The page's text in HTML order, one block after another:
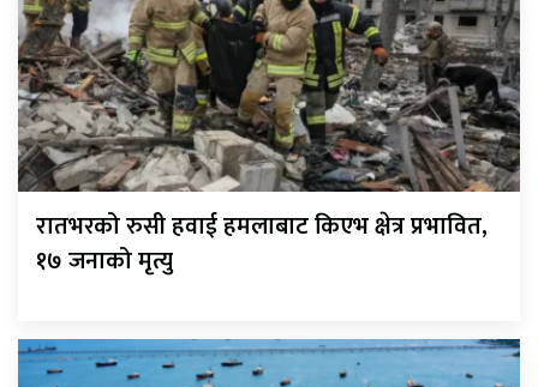
रातभरको रुसी हवाई हमलाबाट किएभ क्षेत्र प्रभावित,
१७ जनाको मृत्यु